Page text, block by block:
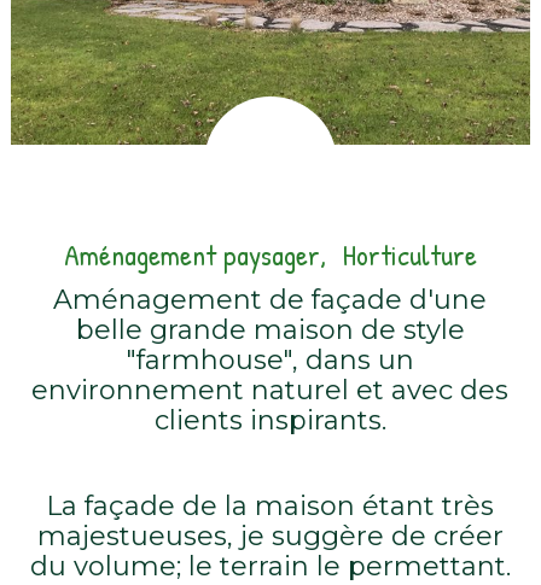
Aménagement paysager Horticulture
Aménagement de façade d'une
belle grande maison de style
"farmhouse", dans un
environnement naturel et avec des
clients inspirants.
La façade de la maison étant très
majestueuses, je suggère de créer
du volume; le terrain le permettant.